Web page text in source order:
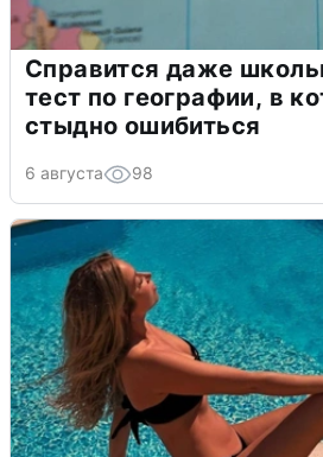
Справится даже
тест по географии, в
стыдно ошибиться
6 августа 98